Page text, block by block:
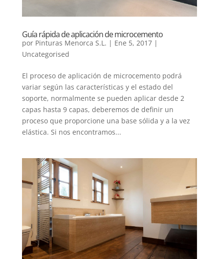
Guía rápida de aplicación de microcemento
por Pinturas Menorca S.L. | Ene 5, 2017|
Uncategorised
El proceso de aplicación de microcemento podrá
variar según las características y el estado del
soporte, normalmente se pueden aplicar desde 2
capas hasta 9 capas, deberemos de definir un
proceso que proporcione una base sólida y a la vez
elástica. Si nos encontramos...